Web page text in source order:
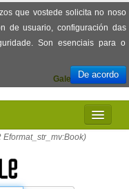
que vostede solicita no noso
de usuario, configuración das
Son esenciais para o
De acordo
Español
Galego
Eformat_str_mv:Book)